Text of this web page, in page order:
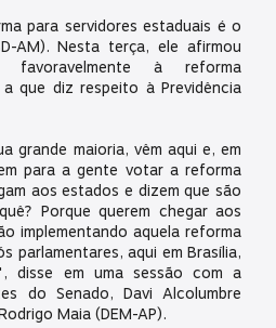
para servidores estaduais é o
AM). Nesta terça, ele afirmou
à reforma
que diz respeito à Previdência
grande maioria, vêm aqui e, em
para a gente votar a reforma
aos estados e dizem que são
Porque querem chegar aos
implementando aquela reforma
parlamentares, aqui em Brasília,
disse em uma sessão com a
do Senado, Davi Alcolumbre
Maia (DEM-AP).